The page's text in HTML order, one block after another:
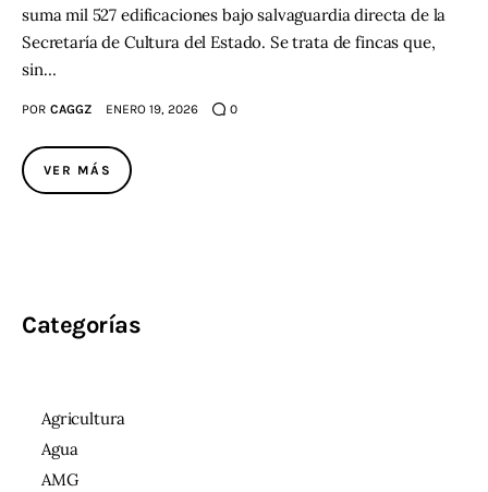
suma mil 527 edificaciones bajo salvaguardia directa de la
Secretaría de Cultura del Estado. Se trata de fincas que,
sin…
POR CAGGZ ENERO 19, 2026 0
VER MÁS
Categorías
Agricultura
Agua
AMG